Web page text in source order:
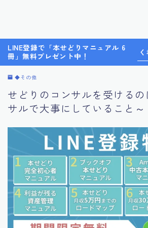
LINE登録で「本せどりマニュアル 6
冊」無料プレゼント中！
◆その他
せどりのコンサルを受ける
サルで大事にしていること～